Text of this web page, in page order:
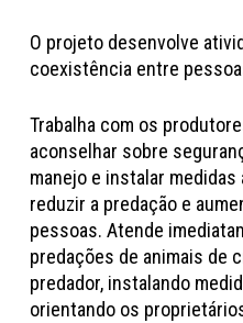
O projeto desenvolve
coexistência entre
Trabalha com os
aconselhar sobre
manejo e instalar
reduzir a predação e
pessoas. Atende
predações de animais de
predador, instalando
orientando os